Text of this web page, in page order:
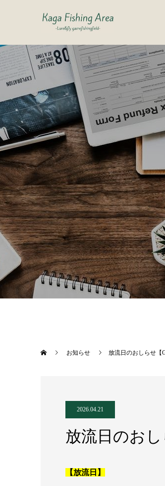
お知らせ 放流日のおしらせ【
2026.04.21
放流日のおし
【放流日】